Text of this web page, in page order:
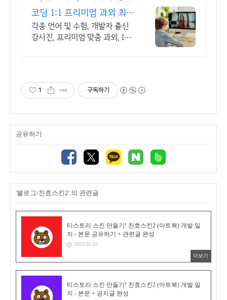
코딩 1:1 프리미엄 과외 최고
의 선생님들과 함께
각종 언어 및 수험, 개발자 출신
강사진, 프리미엄 맞춤 과외, INS
1 구독하기
공유하기
'블로그/친효스킨2' 의 관련글
티스토리 스킨 만들기! 친효스킨2 (아트북) 개발 일
지 - 본문 공유하기 + 관련글 완성
2023.02.03
더보기
티스토리 스킨 만들기! 친효스킨2 (아트북) 개발 일
지 - 본문 + 공지글 완성